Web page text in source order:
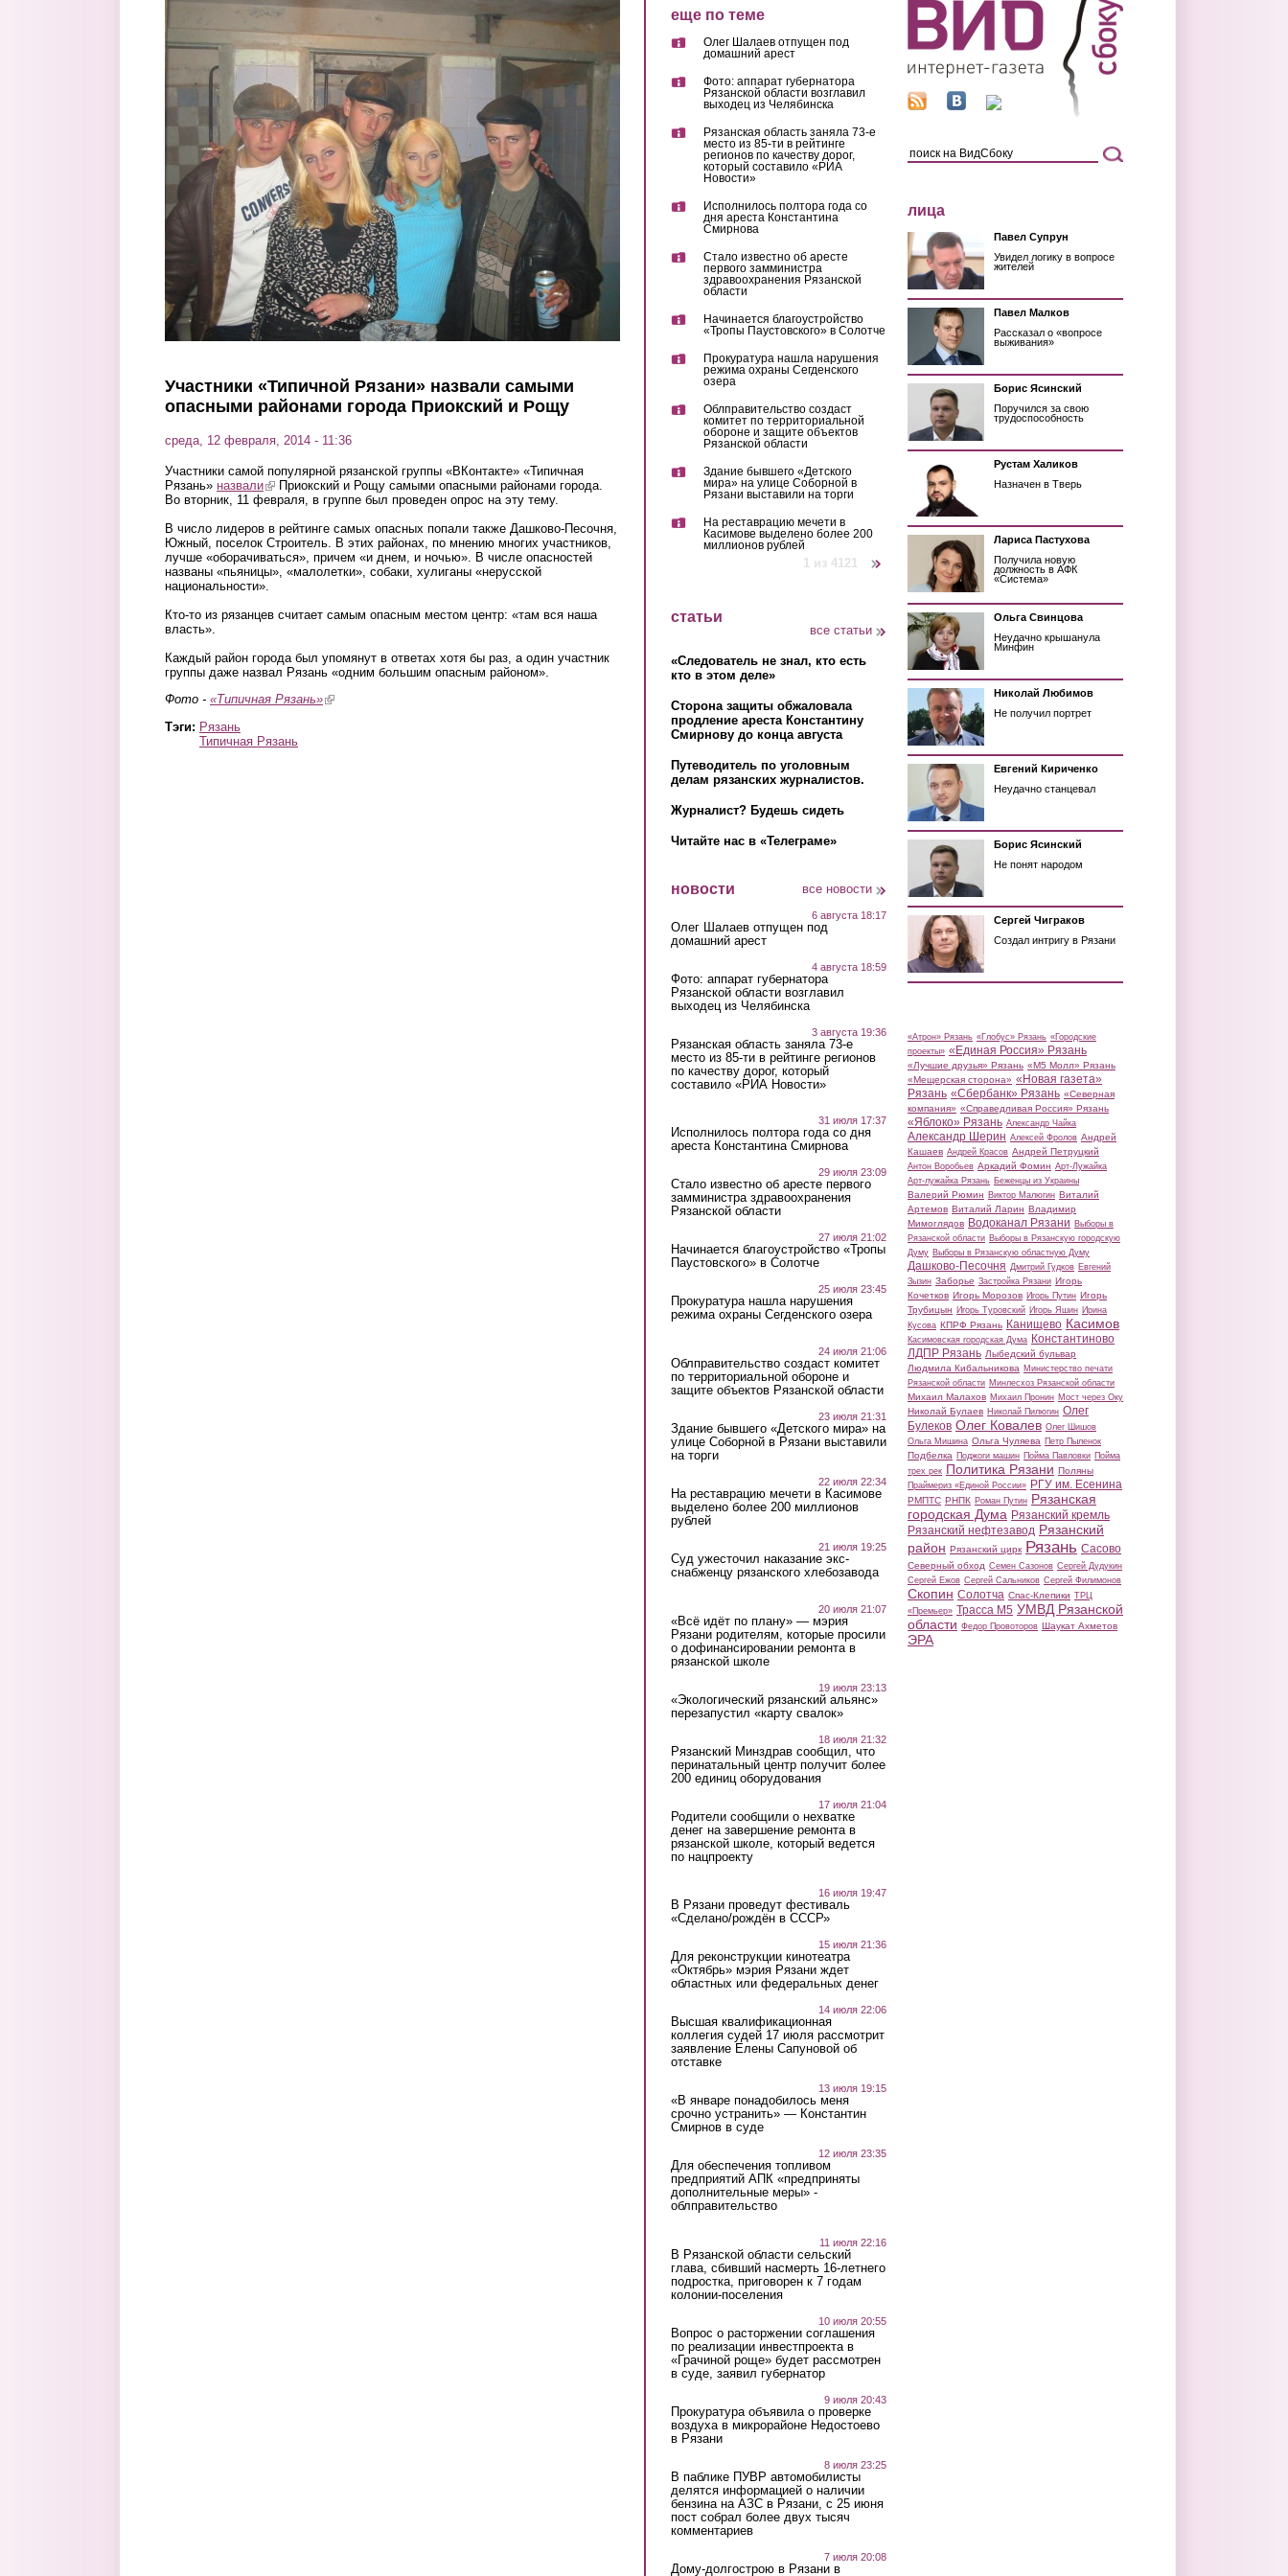
Участники «Типичной Рязани» назвали самыми
опасными районами города Приокский и Рощу
среда, 12 февраля, 2014 - 11:36
Участники самой популярной рязанской группы «ВКонтакте» «Типичная
Рязань» назвали(link is external)
Приокский и Рощу самыми опасными районами города.
Во вторник, 11 февраля, в группе был проведен опрос на эту тему.
В число лидеров в рейтинге самых опасных попали также Дашково-Песочня,
Южный, поселок Строитель. В этих районах, по мнению многих участников,
лучше «оборачиваться», причем «и днем, и ночью». В числе опасностей
названы «пьяницы», «малолетки», собаки, хулиганы «нерусской
национальности».
Кто-то из рязанцев считает самым опасным местом центр: «там вся наша
власть».
Каждый район города был упомянут в ответах хотя бы раз, а один участник
группы даже назвал Рязань «одним большим опасным районом».
Фото - «Типичная Рязань»(link is external)
Тэги: Рязань
Типичная Рязань
еще по теме
Олег Шалаев отпущен под
домашний арест
Фото: аппарат губернатора
Рязанской области возглавил
выходец из Челябинска
Рязанская область заняла 73-е
место из 85-ти в рейтинге
регионов по качеству дорог,
который составило «РИА
Новости»
Исполнилось полтора года со
дня ареста Константина
Смирнова
Стало известно об аресте
первого замминистра
здравоохранения Рязанской
области
Начинается благоустройство
«Тропы Паустовского» в Солотче
Прокуратура нашла нарушения
режима охраны Сегденского
озера
Облправительство создаст
комитет по территориальной
обороне и защите объектов
Рязанской области
Здание бывшего «Детского
мира» на улице Соборной в
Рязани выставили на торги
На реставрацию мечети в
Касимове выделено более 200
миллионов рублей
1 из 4121
статьи
все статьи
«Следователь не знал, кто есть
кто в этом деле»
Сторона защиты обжаловала
продление ареста Константину
Смирнову до конца августа
Путеводитель по уголовным
делам рязанских журналистов.
Журналист? Будешь сидеть
Читайте нас в «Телеграме»
новости все новости
6 августа 18:17
Олег Шалаев отпущен под
домашний арест
4 августа 18:59
Фото: аппарат губернатора
Рязанской области возглавил
выходец из Челябинска
3 августа 19:36
Рязанская область заняла 73-е
место из 85-ти в рейтинге регионов
по качеству дорог, который
составило «РИА Новости»
31 июля 17:37
Исполнилось полтора года со дня
ареста Константина Смирнова
29 июля 23:09
Стало известно об аресте первого
замминистра здравоохранения
Рязанской области
27 июля 21:02
Начинается благоустройство «Тропы
Паустовского» в Солотче
25 июля 23:45
Прокуратура нашла нарушения
режима охраны Сегденского озера
24 июля 21:06
Облправительство создаст комитет
по территориальной обороне и
защите объектов Рязанской области
23 июля 21:31
Здание бывшего «Детского мира» на
улице Соборной в Рязани выставили
на торги
22 июля 22:34
На реставрацию мечети в Касимове
выделено более 200 миллионов
рублей
21 июля 19:25
Суд ужесточил наказание экс-
снабженцу рязанского хлебозавода
20 июля 21:07
«Всё идёт по плану» — мэрия
Рязани родителям, которые просили
о дофинансировании ремонта в
рязанской школе
19 июля 23:13
«Экологический рязанский альянс»
перезапустил «карту свалок»
18 июля 21:32
Рязанский Минздрав сообщил, что
перинатальный центр получит более
200 единиц оборудования
17 июля 21:04
Родители сообщили о нехватке
денег на завершение ремонта в
рязанской школе, который ведется
по нацпроекту
16 июля 19:47
В Рязани проведут фестиваль
«Сделано/рождён в СССР»
15 июля 21:36
Для реконструкции кинотеатра
«Октябрь» мэрия Рязани ждет
областных или федеральных денег
14 июля 22:06
Высшая квалификационная
коллегия судей 17 июля рассмотрит
заявление Елены Сапуновой об
отставке
13 июля 19:15
«В январе понадобилось меня
срочно устранить» — Константин
Смирнов в суде
12 июля 23:35
Для обеспечения топливом
предприятий АПК «предприняты
дополнительные меры» -
облправительство
11 июля 22:16
В Рязанской области сельский
глава, сбивший насмерть 16-летнего
подростка, приговорен к 7 годам
колонии-поселения
10 июля 20:55
Вопрос о расторжении соглашения
по реализации инвестпроекта в
«Грачиной роще» будет рассмотрен
в суде, заявил губернатор
9 июля 20:43
Прокуратура объявила о проверке
воздуха в микрорайоне Недостоево
в Рязани
8 июля 23:25
В паблике ПУВР автомобилисты
делятся информацией о наличии
бензина на АЗС в Рязани, с 25 июня
пост собрал более двух тысяч
комментариев
7 июля 20:08
Дому-долгострою в Рязани в
лица
Павел Супрун
Увидел логику в вопросе
жителей
Павел Малков
Рассказал о «вопросе
выживания»
Борис Ясинский
Поручился за свою
трудоспособность
Рустам Халиков
Назначен в Тверь
Лариса Пастухова
Получила новую
должность в АФК
«Система»
Ольга Свинцова
Неудачно крышанула
Минфин
Николай Любимов
Не получил портрет
Евгений Кириченко
Неудачно станцевал
Борис Ясинский
Не понят народом
Сергей Чиграков
Создал интригу в Рязани
«Атрон» Рязань «Глобус» Рязань «Городские
проекты» «Единая Россия» Рязань
«Лучшие друзья» Рязань «М5 Молл» Рязань
«Мещерская сторона» «Новая газета»
Рязань «Сбербанк» Рязань «Северная
компания» «Справедливая Россия» Рязань
«Яблоко» Рязань Александр Чайка
Александр Шерин Алексей Фролов Андрей
Кашаев Андрей Красов Андрей Петруцкий
Антон Воробьев Аркадий Фомин Арт-Лужайка
Арт-лужайка Рязань Беженцы из Украины
Валерий Рюмин Виктор Малюгин Виталий
Артемов Виталий Ларин Владимир
Мимоглядов Водоканал Рязани Выборы в
Рязанской области Выборы в Рязанскую городскую
Думу Выборы в Рязанскую областную Думу
Дашково-Песочня Дмитрий Гудков Евгений
Зызин Заборье Застройка Рязани Игорь
Кочетков Игорь Морозов Игорь Путин Игорь
Трубицын Игорь Туровский Игорь Яшин Ирина
Кусова КПРФ Рязань Канищево Касимов
Касимовская городская Дума Константиново
ЛДПР Рязань Лыбедский бульвар
Людмила Кибальникова Министерство печати
Рязанской области Минлесхоз Рязанской области
Михаил Малахов Михаил Пронин Мост через Оку
Николай Булаев Николай Пилюгин Олег
Булеков Олег Ковалев Олег Шишов
Ольга Мишина Ольга Чуляева Петр Пыленок
Подбелка Поджоги машин Пойма Павловки Пойма
трех рек Политика Рязани Поляны
Праймериз «Единой России» РГУ им. Есенина
РМПТС РНПК Роман Путин Рязанская
городская Дума Рязанский кремль
Рязанский нефтезавод Рязанский
район Рязанский цирк Рязань Сасово
Северный обход Семен Сазонов Сергей Дудукин
Сергей Ежов Сергей Сальников Сергей Филимонов
Скопин Солотча Спас-Клепики ТРЦ
«Премьер» Трасса М5 УМВД Рязанской
области Федор Провоторов Шаукат Ахметов
ЭРА